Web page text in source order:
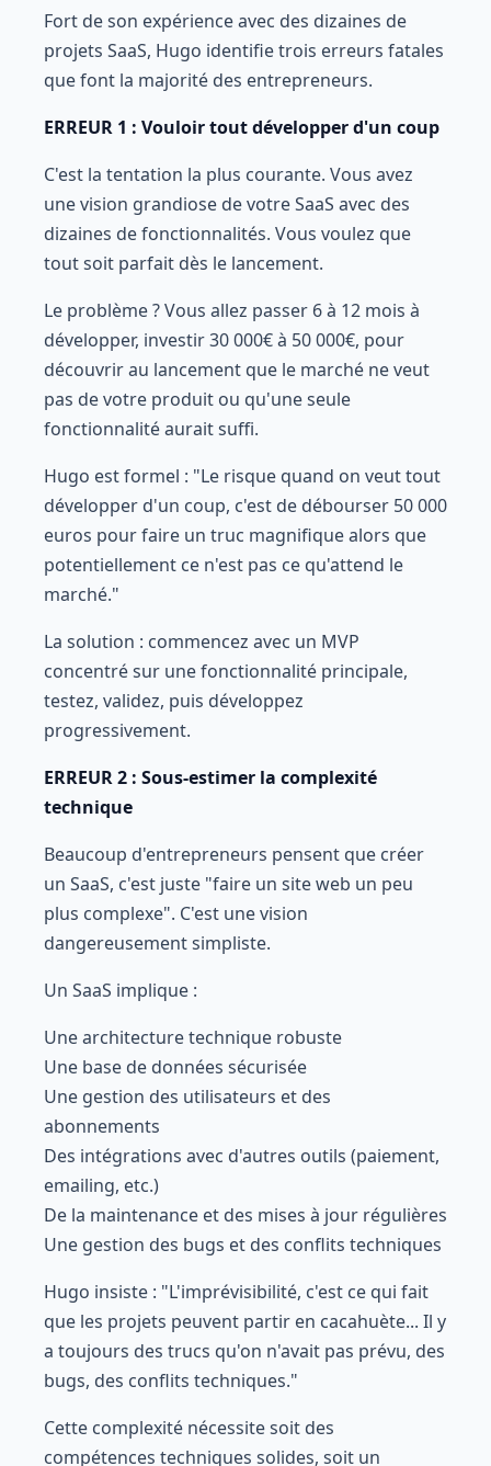
Fort de son expérience avec des dizaines de
projets SaaS, Hugo identifie trois erreurs fatales
que font la majorité des entrepreneurs.
ERREUR 1 : Vouloir tout développer d'un coup
C'est la tentation la plus courante. Vous avez
une vision grandiose de votre SaaS avec des
dizaines de fonctionnalités. Vous voulez que
tout soit parfait dès le lancement.
Le problème ? Vous allez passer 6 à 12 mois à
développer, investir 30 000€ à 50 000€, pour
découvrir au lancement que le marché ne veut
pas de votre produit ou qu'une seule
fonctionnalité aurait suffi.
Hugo est formel : "Le risque quand on veut tout
développer d'un coup, c'est de débourser 50 000
euros pour faire un truc magnifique alors que
potentiellement ce n'est pas ce qu'attend le
marché."
La solution : commencez avec un MVP
concentré sur une fonctionnalité principale,
testez, validez, puis développez
progressivement.
ERREUR 2 : Sous-estimer la complexité
technique
Beaucoup d'entrepreneurs pensent que créer
un SaaS, c'est juste "faire un site web un peu
plus complexe". C'est une vision
dangereusement simpliste.
Un SaaS implique :
Une architecture technique robuste
Une base de données sécurisée
Une gestion des utilisateurs et des
abonnements
Des intégrations avec d'autres outils (paiement,
emailing, etc.)
De la maintenance et des mises à jour régulières
Une gestion des bugs et des conflits techniques
Hugo insiste : "L'imprévisibilité, c'est ce qui fait
que les projets peuvent partir en cacahuète... Il y
a toujours des trucs qu'on n'avait pas prévu, des
bugs, des conflits techniques."
Cette complexité nécessite soit des
compétences techniques solides, soit un